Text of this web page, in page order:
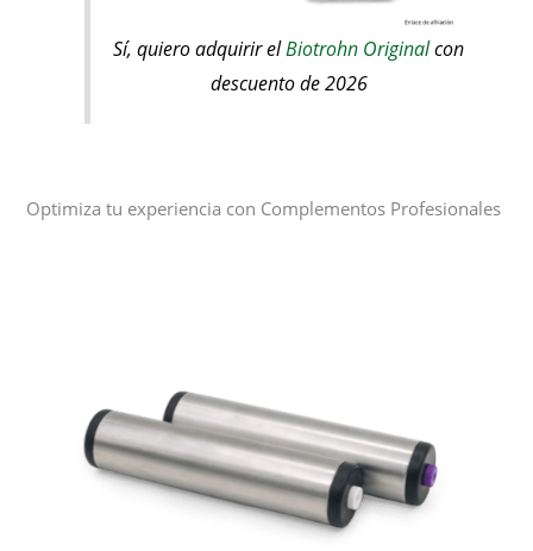
Sí, quiero adquirir elBiotrohn Originalcon
descuento de 2026
Optimiza tu experiencia con Complementos Profesionales